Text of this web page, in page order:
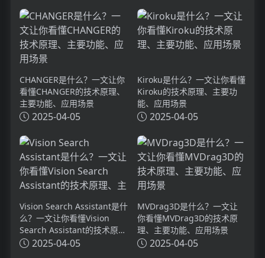
CHANGER是什么？一文让你
看懂CHANGER的技术原理、
主要功能、应用场景
2025-04-05
Kiroku是什么？一文让你看懂
Kiroku的技术原理、主要功
能、应用场景
2025-04-05
Vision Search Assistant是什
么？一文让你看懂Vision
Search Assistant的技术原
理、主要功能、应用场景
2025-04-05
MVDrag3D是什么？一文让
你看懂MVDrag3D的技术原
理、主要功能、应用场景
2025-04-05